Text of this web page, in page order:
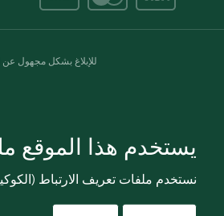
للإبلاغ بشكل مجهول عن
يستخدم هذا الموقع
نستخدم ملفات تعريف الارتباط